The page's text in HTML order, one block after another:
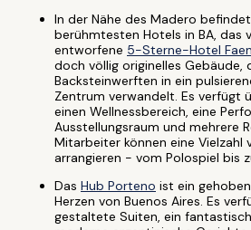
In der Nähe des Madero
berühmtesten Hotels in BA, das
entworfene 5-Sterne-Hotel
doch völlig originelles Gebäude,
Backsteinwerften in ein
Zentrum verwandelt. Es verfügt
einen Wellnessbereich, eine
Ausstellungsraum und mehrere
Mitarbeiter können eine Vielzahl
arrangieren - vom Polospiel bis
Das Hub Porteno ist ein
Herzen von Buenos Aires. Es
gestaltete Suiten, ein